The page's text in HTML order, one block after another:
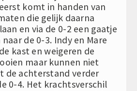
komt in handen van
die gelijk daarna
en via de 0-2 een gaatje
de 0-3. Indy en Mare
kast en weigeren de
maar kunnen niet
de achterstand verder
0-4. Het krachtsverschil